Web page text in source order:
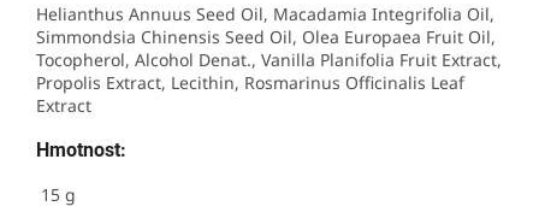
Helianthus Annuus Seed Oil, Macadamia Integrifolia Oil,
Simmondsia Chinensis Seed Oil, Olea Europaea Fruit Oil,
Tocopherol, Alcohol Denat., Vanilla Planifolia Fruit Extract,
Propolis Extract, Lecithin, Rosmarinus Officinalis Leaf
Extract
Hmotnost:
15 g